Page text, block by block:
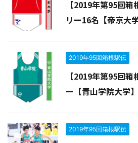
【2019年第95回
リー16名【帝京大
2019年95回箱根駅伝
【2019年第95回
ー【青山学院大学】
2019年95回箱根駅伝